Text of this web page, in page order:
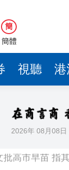
簡
簡體
視聽 港
2026年 08月08日
現身《功夫女